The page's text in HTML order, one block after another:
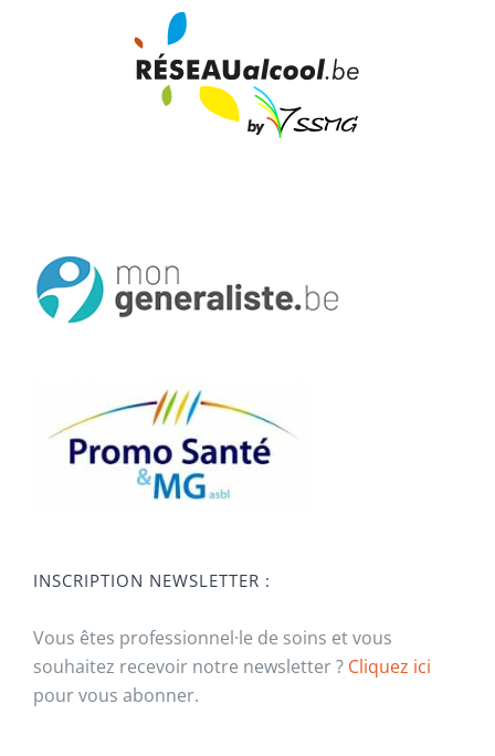
INSCRIPTION NEWSLETTER :
Vous êtes professionnel·le de soins et vous
souhaitez recevoir notre newsletter ? Cliquez ici
pour vous abonner.